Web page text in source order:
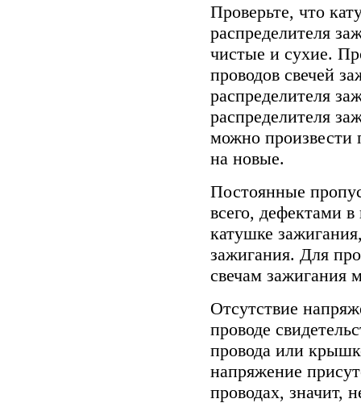
Проверьте, что
распределителя
чистые и сухие.
проводов свечей
распределителя
распределителя
можно произвести
на новые.
Постоянные
всего, дефектами
катушке
зажигания. Для
свечам зажигания
Отсутствие
проводе
провода или
напряжение
проводах, значит,